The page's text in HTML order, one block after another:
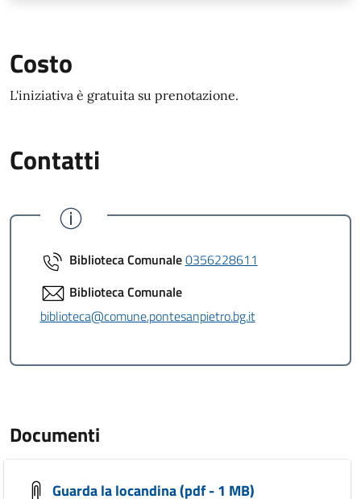
Costo
L'iniziativa è gratuita su prenotazione.
Contatti
Biblioteca Comunale0356228611
Biblioteca Comunale
biblioteca@comune.pontesanpietro.bg.it
Documenti
Guarda la locandina (pdf - 1 MB)